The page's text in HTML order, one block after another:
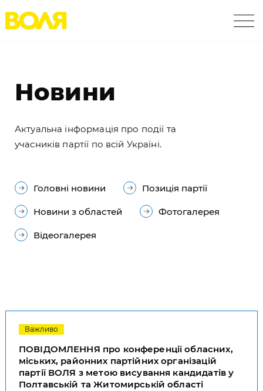
Новини
Актуальна інформація про події та
учасників партії по всій Україні.
Головні новини Позиція партії
Новини з областей Фотогалерея
Відеогалерея
Важливо
ПОВІДОМЛЕННЯ про конференції обласних,
міських, районних партійних організацій
партії ВОЛЯ з метою висування кандидатів у
Полтавській та Житомирській області